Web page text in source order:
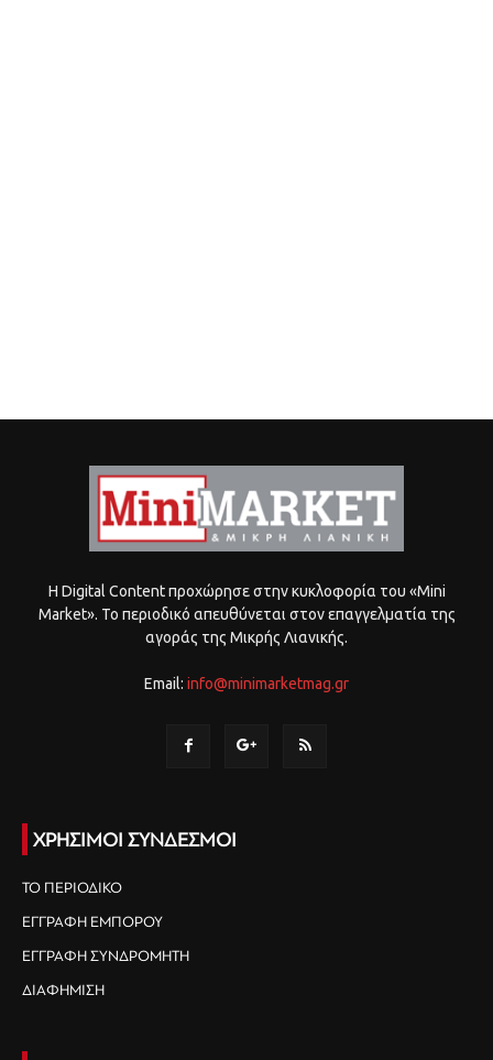
Η Digital Content προχώρησε στην κυκλοφορία του «Mini
Market». Το περιοδικό απευθύνεται στον επαγγελματία της
αγοράς της Μικρής Λιανικής.
Email: info@minimarketmag.gr
ΧΡΗΣΙΜΟΙ ΣΥΝΔΕΣΜΟΙ
ΤΟ ΠΕΡΙΟΔΙΚΟ
ΕΓΓΡΑΦΗ ΕΜΠΟΡΟΥ
ΕΓΓΡΑΦΗ ΣΥΝΔΡΟΜΗΤΗ
ΔΙΑΦΗΜΙΣΗ